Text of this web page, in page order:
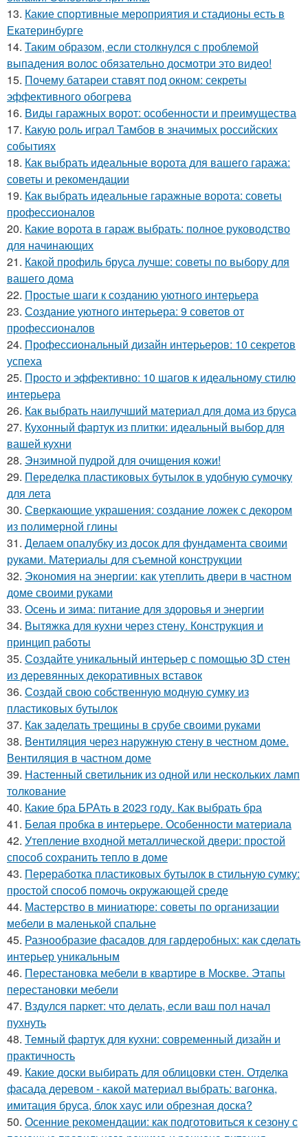
13. Какие спортивные мероприятия и стадионы есть в
Екатеринбурге
14. Таким образом, если столкнулся с проблемой
выпадения волос обязательно досмотри это видео!
15. Почему батареи ставят под окном: секреты
эффективного обогрева
16. Виды гаражных ворот: особенности и преимущества
17. Какую роль играл Тамбов в значимых российских
событиях
18. Как выбрать идеальные ворота для вашего гаража:
советы и рекомендации
19. Как выбрать идеальные гаражные ворота: советы
профессионалов
20. Какие ворота в гараж выбрать: полное руководство
для начинающих
21. Какой профиль бруса лучше: советы по выбору для
вашего дома
22. Простые шаги к созданию уютного интерьера
23. Создание уютного интерьера: 9 советов от
профессионалов
24. Профессиональный дизайн интерьеров: 10 секретов
успеха
25. Просто и эффективно: 10 шагов к идеальному стилю
интерьера
26. Как выбрать наилучший материал для дома из бруса
27. Кухонный фартук из плитки: идеальный выбор для
вашей кухни
28. Энзимной пудрой для очищения кожи!
29. Переделка пластиковых бутылок в удобную сумочку
для лета
30. Сверкающие украшения: создание ложек с декором
из полимерной глины
31. Делаем опалубку из досок для фундамента своими
руками. Материалы для съемной конструкции
32. Экономия на энергии: как утеплить двери в частном
доме своими руками
33. Осень и зима: питание для здоровья и энергии
34. Вытяжка для кухни через стену. Конструкция и
принцип работы
35. Создайте уникальный интерьер с помощью 3D стен
из деревянных декоративных вставок
36. Создай свою собственную модную сумку из
пластиковых бутылок
37. Как заделать трещины в срубе своими руками
38. Вентиляция через наружную стену в честном доме.
Вентиляция в частном доме
39. Настенный светильник из одной или нескольких ламп
толкование
40. Какие бра БРАть в 2023 году. Как выбрать бра
41. Белая пробка в интерьере. Особенности материала
42. Утепление входной металлической двери: простой
способ сохранить тепло в доме
43. Переработка пластиковых бутылок в стильную сумку:
простой способ помочь окружающей среде
44. Мастерство в миниатюре: советы по организации
мебели в маленькой спальне
45. Разнообразие фасадов для гардеробных: как сделать
интерьер уникальным
46. Перестановка мебели в квартире в Москве. Этапы
перестановки мебели
47. Вздулся паркет: что делать, если ваш пол начал
пухнуть
48. Темный фартук для кухни: современный дизайн и
практичность
49. Какие доски выбирать для облицовки стен. Отделка
фасада деревом - какой материал выбрать: вагонка,
имитация бруса, блок хаус или обрезная доска?
50. Осенние рекомендации: как подготовиться к сезону с